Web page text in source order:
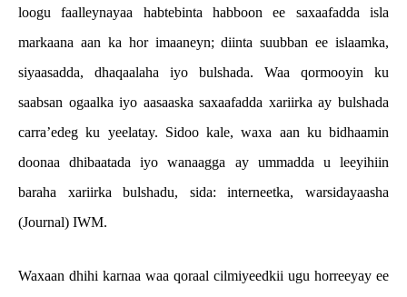
loogu faalleynayaa habtebinta habboon ee saxaafadda isla
markaana aan ka hor imaaneyn; diinta suubban ee islaamka,
siyaasadda, dhaqaalaha iyo bulshada. Waa qormooyin ku
saabsan ogaalka iyo aasaaska saxaafadda xariirka ay bulshada
carra’edeg ku yeelatay. Sidoo kale, waxa aan ku bidhaamin
doonaa dhibaatada iyo wanaagga ay ummadda u leeyihiin
baraha xariirka bulshadu, sida: interneetka, warsidayaasha
(Journal) IWM.
Waxaan dhihi karnaa waa qoraal cilmiyeedkii ugu horreeyay ee